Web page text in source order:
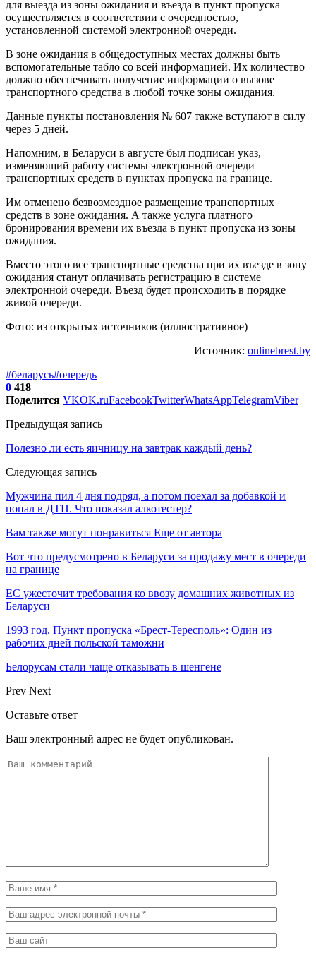
для выезда из зоны ожидания и въезда в пункт пропуска
осуществляется в соответствии с очередностью,
установленной системой электронной очереди.
В зоне ожидания в общедоступных местах должны быть
вспомогательные табло со всей информацией. Их количество
должно обеспечивать получение информации о вызове
транспортного средства в любой точке зоны ожидания.
Данные пункты постановления № 607 также вступают в силу
через 5 дней.
Напомним, в Беларуси в августе был подписан указ,
изменяющий работу системы электронной очереди
транспортных средств в пунктах пропуска на границе.
Им отменено безвозмездное размещение транспортных
средств в зоне ожидания. А также услуга платного
бронирования времени их въезда в пункт пропуска из зоны
ожидания.
Вместо этого все транспортные средства при их въезде в зону
ожидания станут оплачивать регистрацию в системе
электронной очереди. Въезд будет происходить в порядке
живой очереди.
Фото: из открытых источников (иллюстративное)
Источник: onlinebrest.by
#беларусь#очередь
0 418
Поделится VKOK.ruFacebookTwitterWhatsAppTelegramViber
Предыдущая запись
Полезно ли есть яичницу на завтрак каждый день?
Следующая запись
Мужчина пил 4 дня подряд, а потом поехал за добавкой и
попал в ДТП. Что показал алкотестер?
Вам также могут понравиться Еще от автора
Вот что предусмотрено в Беларуси за продажу мест в очереди
на границе
ЕС ужесточит требования ко ввозу домашних животных из
Беларуси
1993 год. Пункт пропуска «Брест-Тересполь»: Один из
рабочих дней польской таможни
Белорусам стали чаще отказывать в шенгене
Prev Next
Оставьте ответ
Ваш электронный адрес не будет опубликован.